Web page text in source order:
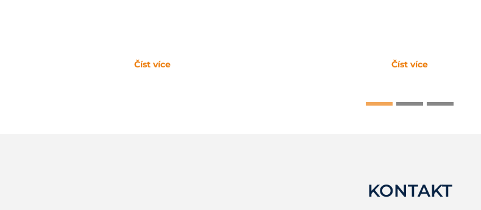
Číst více Číst více
KONTAKT